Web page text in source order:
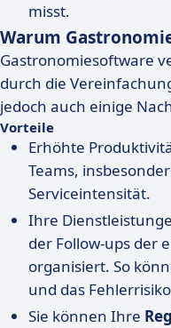
misst.
Warum
Gastronomiesoftware
durch die
jedoch auch einige
Vorteile
Erhöhte
Teams,
Serviceintensität.
Ihre
der Follow-ups der
organisiert. So
und das
Sie können Ihre